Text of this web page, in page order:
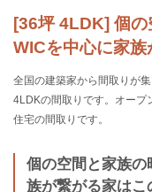
[36坪 4LDK] 個の
WICを中心に家族
全国の建築家から間取りが
4LDKの間取りです。オープ
住宅の間取りです。
個の空間と家族
族が繋がる家は